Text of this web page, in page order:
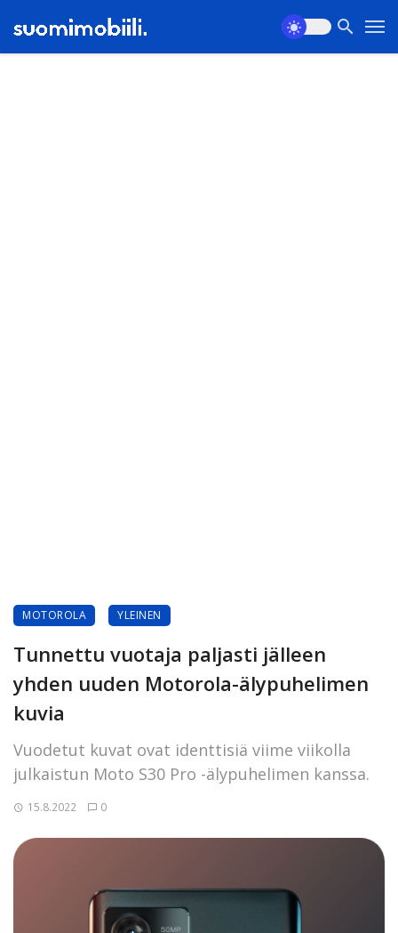
MOTOROLA YLEINEN
Tunnettu vuotaja paljasti jälleen
yhden uuden Motorola-älypuhelimen
kuvia
Vuodetut kuvat ovat identtisiä viime viikolla
julkaistun Moto S30 Pro -älypuhelimen kanssa.
15.8.2022 0